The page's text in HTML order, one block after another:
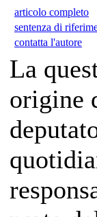
articolo completo
sentenza di
contatta l'autore
La
origine